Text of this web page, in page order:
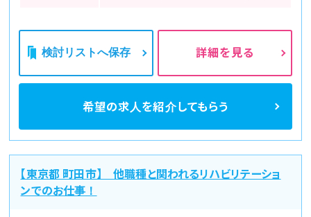
検討リストへ保存 詳細を見る
希望の求人を紹介してもらう
【東京都 町田市】 他職種と関われるリハビリテーショ
ンでのお仕事！